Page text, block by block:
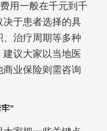
用一般在千元到千
于患者选择的具
治疗周期等多种
建议大家以当地医
业保险则需咨询
”